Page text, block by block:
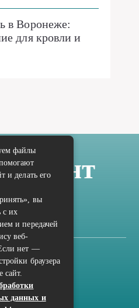
в Воронеже:
для кровли и
сайта
файлы
и делать его
вы
с их
и передачей
веб-
нет —
браузера
сайт.
данных и